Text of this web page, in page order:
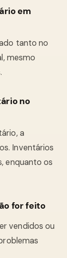
em
tanto no
mesmo
no
a
Inventários
enquanto os
for feito
vendidos ou